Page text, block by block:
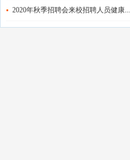
2020年秋季招聘会来校招聘人员健康...